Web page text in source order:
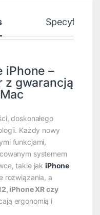
Specyfikacja
iPhone –
z gwarancją
doskonałego
Każdy nowy
funkcjami,
systemem
takie jak iPhone
rozwiązania, a
iPhone XR czy
ergonomią i